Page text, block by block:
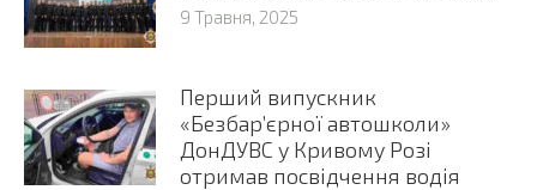
9 Травня, 2025
Перший випускник
«Безбар’єрної автошколи»
ДонДУВС у Кривому Розі
отримав посвідчення водія